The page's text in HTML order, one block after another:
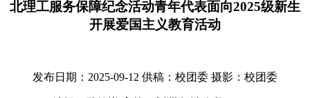
北理工服务保障纪念活动青年代表面向2025级新生
开展爱国主义教育活动
发布日期：2025-09-12 供稿：校团委 摄影：校团委